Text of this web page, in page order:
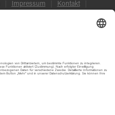
Impressum Kontakt